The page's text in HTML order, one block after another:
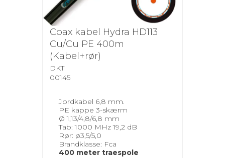
Coax kabel Hydra HD113
Cu/Cu PE 400m
(Kabel+rør)
DKT
00145
Jordkabel 6,8 mm.
PE kappe 3-skærm
Ø 1,13/4,8/6,8 mm
Tab: 1000 MHz 19,2 dB
Rør: ø3,5/5,0
Brandklasse: Fca
400 meter traespole